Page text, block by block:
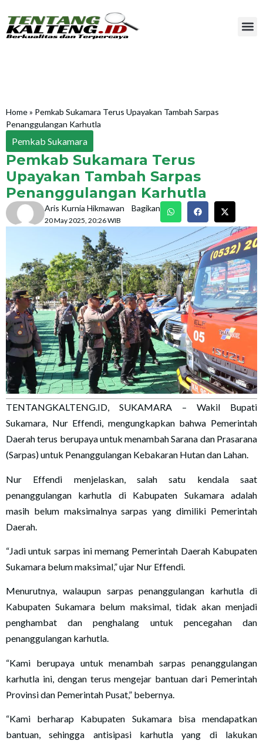
Home» Pemkab Sukamara Terus Upayakan Tambah Sarpas
Penanggulangan Karhutla
Pemkab Sukamara
Pemkab Sukamara Terus
Upayakan Tambah Sarpas
Penanggulangan Karhutla
Aris Kurnia Hikmawan
20 May 2025, 20:26 WIB
Bagikan
TENTANGKALTENG.ID, SUKAMARA – Wakil Bupati
Sukamara, Nur Effendi, mengungkapkan bahwa Pemerintah
Daerah terus berupaya untuk menambah Sarana dan Prasarana
(Sarpas) untuk Penanggulangan Kebakaran Hutan dan Lahan.
Nur Effendi menjelaskan, salah satu kendala saat
penanggulangan karhutla di Kabupaten Sukamara adalah
masih belum maksimalnya sarpas yang dimiliki Pemerintah
Daerah.
“Jadi untuk sarpas ini memang Pemerintah Daerah Kabupaten
Sukamara belum maksimal,” ujar Nur Effendi.
Menurutnya, walaupun sarpas penanggulangan karhutla di
Kabupaten Sukamara belum maksimal, tidak akan menjadi
penghambat dan penghalang untuk pencegahan dan
penanggulangan karhutla.
“Kami berupaya untuk menambah sarpas penanggulangan
karhutla ini, dengan terus mengejar bantuan dari Pemerintah
Provinsi dan Pemerintah Pusat,” bebernya.
“Kami berharap Kabupaten Sukamara bisa mendapatkan
bantuan, sehingga antisipasi karhutla yang di lakukan